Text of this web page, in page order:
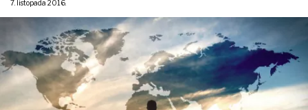
7. listopada 2016.